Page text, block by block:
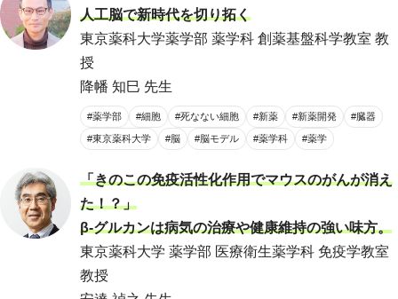
人工脳で新時代を切り拓く
東京薬科大学薬学部 薬学科 創薬基盤科学教室 教
授
降幡 知巳 先生
#薬学部 #細胞 #死なない細胞 #新薬 #新薬開発 #臓器
#東京薬科大学 #脳 #脳モデル #薬学科 #薬学
「きのこの免疫活性化作用でマウスのがんが消え
た！？」
β-グルカンは病気の治療や健康維持の強い味方。
東京薬科大学 薬学部 医療衛生薬学科 免疫学教室
教授